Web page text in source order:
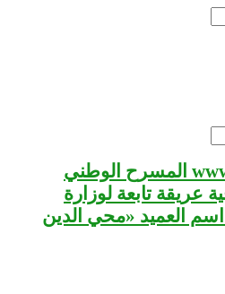
www.tna.dz المسرح الوطني
عريقة تابعة لوزارة
اسم العميد «محي الدين